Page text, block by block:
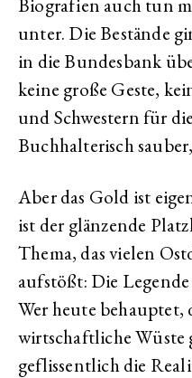
Biografien auch tun
unter. Die Bestände
in die Bundesbank
keine große Geste,
und Schwestern für
Buchhalterisch
Aber das Gold ist
ist der glänzende
Thema, das vielen
aufstößt: Die
Wer heute behauptet,
wirtschaftliche Wüste
geflissentlich die